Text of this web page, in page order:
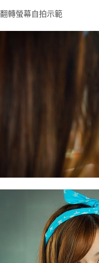
翻轉螢幕自拍示範